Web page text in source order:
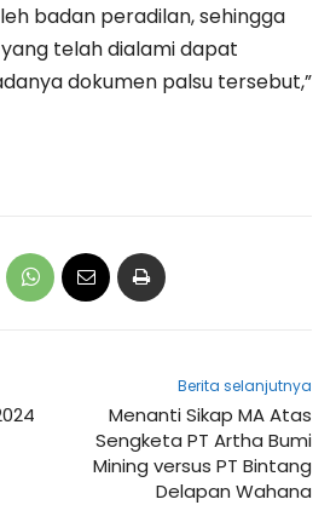
badan peradilan, sehingga
telah dialami dapat
dokumen palsu tersebut,”
Berita selanjutnya
Menanti Sikap MA Atas
Sengketa PT Artha Bumi
Mining versus PT Bintang
Delapan Wahana